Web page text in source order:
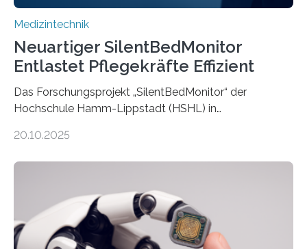
Medizintechnik
Neuartiger SilentBedMonitor
Entlastet Pflegekräfte Effizient
Das Forschungsprojekt „SilentBedMonitor“ der
Hochschule Hamm-Lippstadt (HSHL) in
auf Personen ab, die bettlägerig sind oder in ihrer
Entwicklung der Sensorik und Datenübertragung. Die
HSHL verantwortet die wissenschaftliche Begleitung
sowie die KI-gestützte Datenauswertung. Das Ziel ist
die Entwicklung eines berührungslosen
20.10.2025